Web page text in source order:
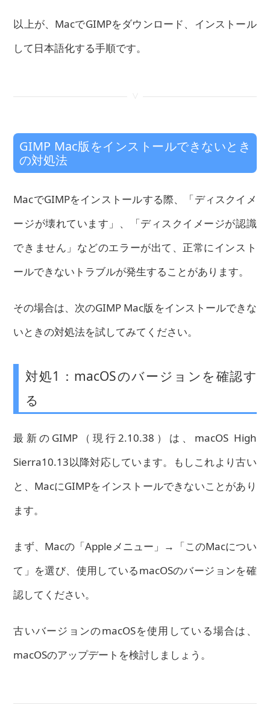
以上が、MacでGIMPをダウンロード、インストール
して日本語化する手順です。
GIMP Mac版をインストールできないとき
の対処法
MacでGIMPをインストールする際、「ディスクイメ
ージが壊れています」、「ディスクイメージが認識
できません」などのエラーが出て、正常にインスト
ールできないトラブルが発生することがあります。
その場合は、次のGIMP Mac版をインストールできな
いときの対処法を試してみてください。
対処1：macOSのバージョンを確認す
る
最新のGIMP（現行2.10.38）は、macOS High
Sierra10.13以降対応しています。もしこれより古い
と、MacにGIMPをインストールできないことがあり
ます。
まず、Macの「Appleメニュー」→「このMacについ
て」を選び、使用しているmacOSのバージョンを確
認してください。
古いバージョンのmacOSを使用している場合は、
macOSのアップデートを検討しましょう。